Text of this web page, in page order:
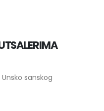
sanskog